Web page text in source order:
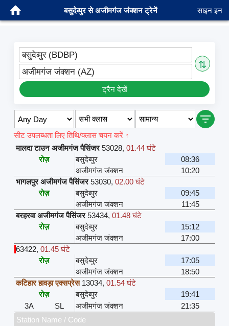
बसुदेब्पुर से अजीमगंज जंक्शन ट्रेनें साइन इन
बसुदेब्पुर (BDBP)
⇅
अजीमगंज जंक्शन (AZ)
ट्रैन देखें
सीट उपलब्धता लिए तिथि/क्लास चयन करें ↑
मालदा टाउन अजीमगंज पैसिंजर 53028, 01.44 घंटे
रोज़
बसुदेब्पुर
08:36
अजीमगंज जंक्शन
10:20
भागलपुर अजीमगंज पैसिंजर 53030, 02.00 घंटे
रोज़
बसुदेब्पुर
09:45
अजीमगंज जंक्शन
11:45
बरहरवा अजीमगंज पैसिंजर 53434, 01.48 घंटे
रोज़
बसुदेब्पुर
15:12
अजीमगंज जंक्शन
17:00
63422, 01.45 घंटे
रोज़
बसुदेब्पुर
17:05
अजीमगंज जंक्शन
18:50
कटिहार हावड़ा एक्सप्रेस 13034, 01.54 घंटे
रोज़
बसुदेब्पुर
19:41
3A
SL अजीमगंज जंक्शन
21:35
Station Name / Code